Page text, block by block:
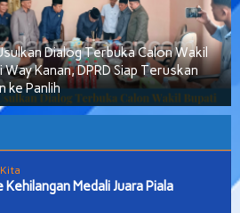
Dialog Terbuka Calon Wakil
Way Kanan, DPRD Siap Teruskan
ke Panlih
Kehilangan Medali Juara Piala